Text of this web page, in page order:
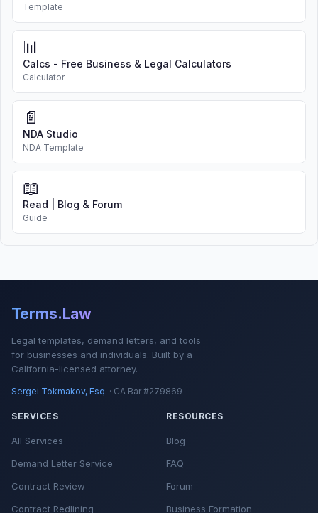
Template
📊
Calcs - Free Business & Legal Calculators
Calculator
📄
NDA Studio
NDA Template
📖
Read | Blog & Forum
Guide
Terms.Law
Legal templates, demand letters, and tools
for businesses and individuals. Built by a
California-licensed attorney.
Sergei Tokmakov, Esq. · CA Bar #279869
SERVICES
All Services
Demand Letter Service
Contract Review
Contract Redlining
RESOURCES
Blog
FAQ
Forum
Business Formation